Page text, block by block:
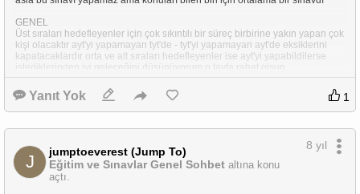
GENEL
Üst sıraları hedefleyenler için çok sıkıntılı bir süreç birbirine yakın yapan çok
kişi olacaktır ayt'yi yapamayan tyt'de - tyt'yi yapamayan ayt'de eksiklerini
kapatacaklardır orta ve alt sıraları hedefleyenler ise ayt'yi yapabildilerse
sınav sonuçları üst sıralar için geçen senekinden kötü gelecektir.
Yanıt Yok 1
J
jumptoeverest (Jump To)
Eğitim ve Sınavlar Genel Sohbet altına konu
açtı.
8 yıl